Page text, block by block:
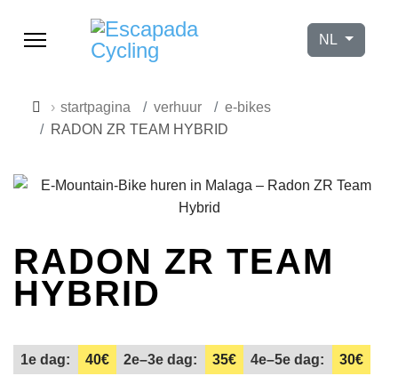
Selecteer de
NL
startpagina verhuur
e-bikes
RADON ZR TEAM HYBRID
RADON ZR TEAM
HYBRID
1e dag: 40€ 2e–3e dag: 35€ 4e–5e dag: 30€